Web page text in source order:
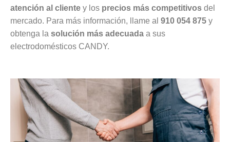
atención al cliente y los precios más competitivos del
mercado. Para más información, llame al 910 054 875 y
obtenga la solución más adecuada a sus
electrodomésticos CANDY.